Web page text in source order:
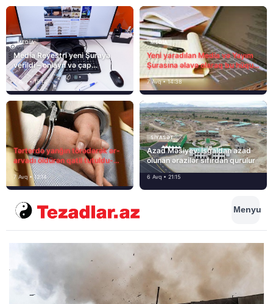
MEDİA
Media Reyestri yeni Şuraya
verildi – onlayn və çap
mediasını nə gözləyir?
7 Avq • 15:14
MEDİA
Yeni yaradılan Media və Yayım
Şurasına əlavə olaraq bu hüquq
və vəzifələr də verilib
7 Avq • 14:38
Tərtərdə yanğın törədərək ər-
arvadı öldürən qatil tutuldu-
SON DƏQİQƏ
7 Avq • 12:14
SIYASƏT
Azad Məsiyev: İşğaldan azad
olunan ərazilər sıfırdan qurulur
6 Avq • 21:15
Menyu